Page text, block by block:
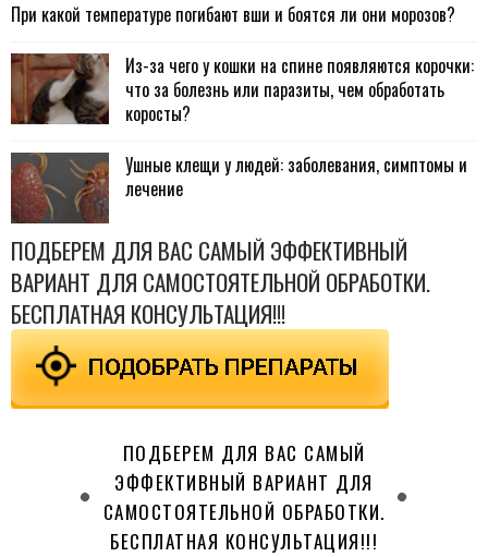
При какой температуре погибают вши и боятся ли они морозов?
Из-за чего у кошки на спине появляются корочки:
что за болезнь или паразиты, чем обработать
коросты?
Ушные клещи у людей: заболевания, симптомы и
лечение
ПОДБЕРЕМ ДЛЯ ВАС САМЫЙ ЭФФЕКТИВНЫЙ
ВАРИАНТ ДЛЯ САМОСТОЯТЕЛЬНОЙ ОБРАБОТКИ.
БЕСПЛАТНАЯ КОНСУЛЬТАЦИЯ!!!
ПОДБЕРЕМ ДЛЯ ВАС САМЫЙ
ЭФФЕКТИВНЫЙ ВАРИАНТ ДЛЯ
САМОСТОЯТЕЛЬНОЙ ОБРАБОТКИ.
БЕСПЛАТНАЯ КОНСУЛЬТАЦИЯ!!!